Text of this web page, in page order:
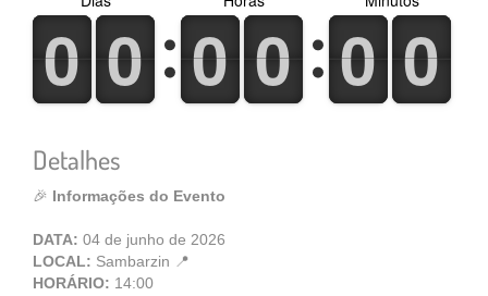
0
0
1
1 0
0
1
1 0
0
1
1 0
0
1
1 0
0
1
1 0
0
1
1
Detalhes
🎉 Informações do Evento
DATA: 04 de junho de 2026
LOCAL: Sambarzin 📍
HORÁRIO: 14:00